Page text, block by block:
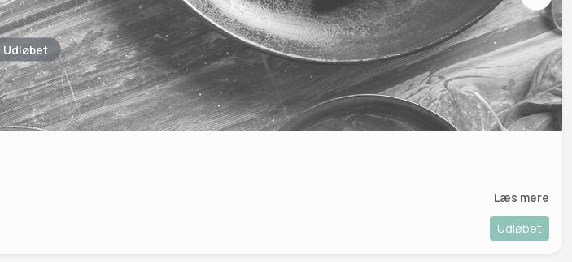
Udløbet
Læs mere
Udløbet